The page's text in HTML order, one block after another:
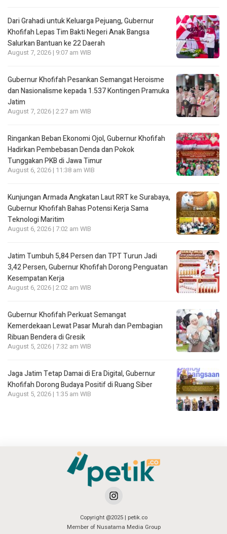
Dari Grahadi untuk Keluarga Pejuang, Gubernur
Khofifah Lepas Tim Bakti Negeri Anak Bangsa
Salurkan Bantuan ke 22 Daerah
August 7, 2026 | 9:07 am WIB
Gubernur Khofifah Pesankan Semangat Heroisme
dan Nasionalisme kepada 1.537 Kontingen Pramuka
Jatim
August 7, 2026 | 2:27 am WIB
Ringankan Beban Ekonomi Ojol, Gubernur Khofifah
Hadirkan Pembebasan Denda dan Pokok
Tunggakan PKB di Jawa Timur
August 6, 2026 | 11:38 am WIB
Kunjungan Armada Angkatan Laut RRT ke Surabaya,
Gubernur Khofifah Bahas Potensi Kerja Sama
Teknologi Maritim
August 6, 2026 | 7:02 am WIB
Jatim Tumbuh 5,84 Persen dan TPT Turun Jadi
3,42 Persen, Gubernur Khofifah Dorong Penguatan
Kesempatan Kerja
August 6, 2026 | 2:02 am WIB
Gubernur Khofifah Perkuat Semangat
Kemerdekaan Lewat Pasar Murah dan Pembagian
Ribuan Bendera di Gresik
August 5, 2026 | 7:32 am WIB
Jaga Jatim Tetap Damai di Era Digital, Gubernur
Khofifah Dorong Budaya Positif di Ruang Siber
August 5, 2026 | 1:35 am WIB
Copyright @2025 | petik.co
Member of Nusatama Media Group